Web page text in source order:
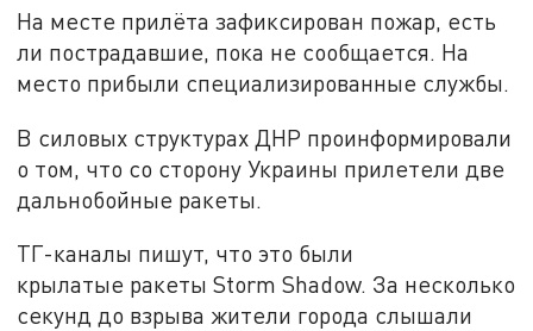
На месте прилёта зафиксирован пожар, есть
ли пострадавшие, пока не сообщается. На
место прибыли специализированные службы.
В силовых структурах ДНР проинформировали
о том, что со сторону Украины прилетели две
дальнобойные ракеты.
ТГ-каналы пишут, что это были
крылатые ракеты Storm Shadow. За несколько
секунд до взрыва жители города слышали